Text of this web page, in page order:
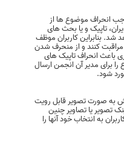
انحراف موضوع ها از
تاپیک و یا بحث های
بنابراین کاربران موظف
کنند و از منحرف شدن
باعث انحراف تاپیک های
برای مدیر آن انجمن ارسال
شود.
به صورت تصوير قابل رويت
تصوير يا تصاوير چنين
به انتخاب خود آنها را